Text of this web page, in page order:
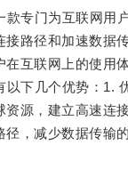
专门为互联网用
接路径和加速数据
互联网上的使用
下几个优势：1. 优
资源，建立高速连
径，减少数据传输